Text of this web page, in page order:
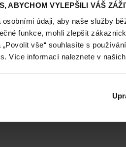
ABYCHOM VYLEPŠILI VÁŠ
údaji, aby naše služby
funkce, mohli zlepšit
vše“ souhlasíte s
Více informací naleznete v našich